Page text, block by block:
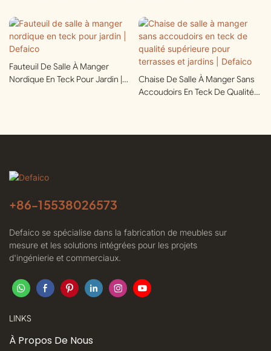
Fauteuil De Salle À Manger
Nordique En Teck Pour Jardin |
Chaise De Salle À Manger Sans
Accoudoirs En Teck De Qualité
+86-15538026573
Defaico se spécialise dans la fabrication de meubles sur
mesure et les solutions intégrées pour les projets
d'ingénierie et commerciaux.
LINKS
À Propos De Nous